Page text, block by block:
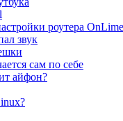
роутера OnLime
звук
сам по себе
айфон?